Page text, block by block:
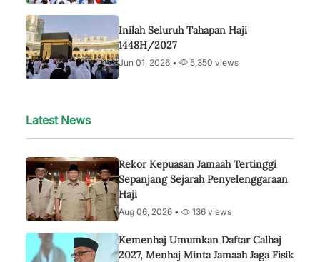
Inilah Seluruh Tahapan Haji
1448H/2027
Jun 01, 2026 • 5,350 views
Latest News
Rekor Kepuasan Jamaah Tertinggi
Sepanjang Sejarah Penyelenggaraan
Haji
Aug 06, 2026 • 136 views
Kemenhaj Umumkan Daftar Calhaj
2027, Menhaj Minta Jamaah Jaga Fisik